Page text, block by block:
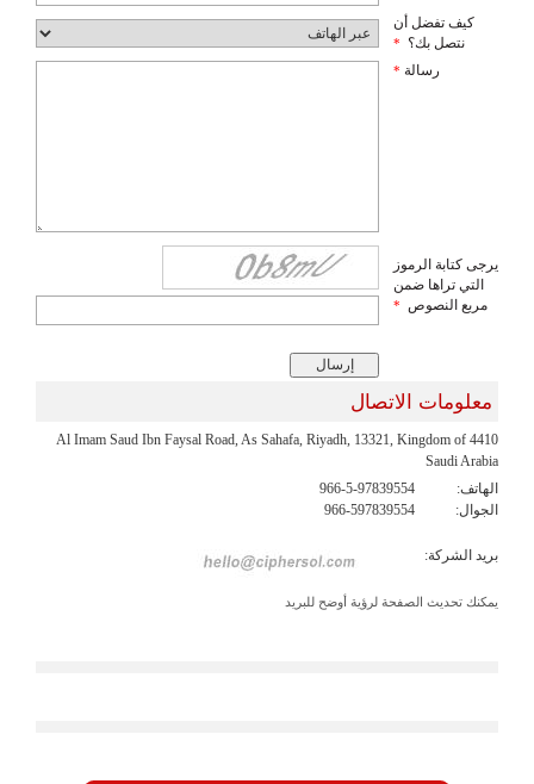
كيف تفضل أن
نتصل بك؟ *
رسالة *
يرجى كتابة الرموز
التي تراها ضمن
مربع النصوص *
معلومات الاتصال
4410 Al Imam Saud Ibn Faysal Road, As Sahafa, Riyadh, 13321, Kingdom of
Saudi Arabia
الهاتف:
966-5-97839554
الجوال:
966-597839554
بريد الشركة:
يمكنك تحديث الصفحة لرؤية أوضح للبريد